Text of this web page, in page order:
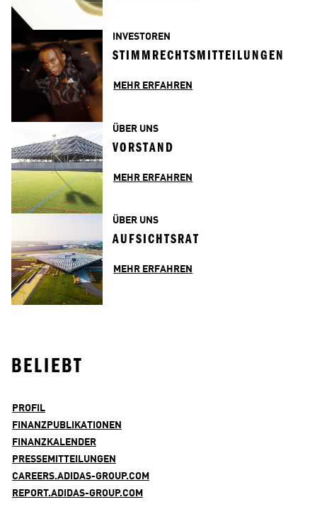
INVESTOREN
STIMMRECHTSMITTEILUNGEN
MEHR ERFAHREN
ÜBER UNS
VORSTAND
MEHR ERFAHREN
ÜBER UNS
AUFSICHTSRAT
MEHR ERFAHREN
BELIEBT
PROFIL
FINANZPUBLIKATIONEN
FINANZKALENDER
PRESSEMITTEILUNGEN
CAREERS.ADIDAS-GROUP.COM
REPORT.ADIDAS-GROUP.COM